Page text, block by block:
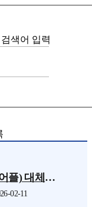
검색어 입력
누리집 타관대출 등 오류 발생시 앱(어플) 대체사용 가능 안내
02-11